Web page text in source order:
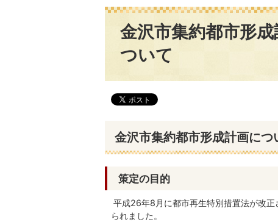
金沢市集約都市形
ついて
金沢市集約都市形成計画につ
策定の目的
平成26年8月に都市再生特別措置法が改
られました。